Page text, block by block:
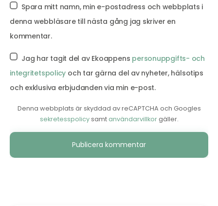
Spara mitt namn, min e-postadress och webbplats i
denna webbläsare till nästa gång jag skriver en
kommentar.
Jag har tagit del av Ekoappens personuppgifts- och
integritetspolicy och tar gärna del av nyheter, hälsotips
och exklusiva erbjudanden via min e-post.
Denna webbplats är skyddad av reCAPTCHA och Googles
sekretesspolicysamtanvändarvillkorgäller.
Alternative: